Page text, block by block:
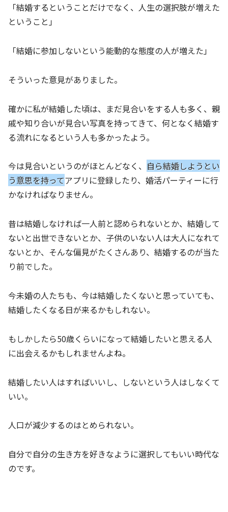
「結婚するということだけでなく、人生の選択肢が増えた
ということ」
「結婚に参加しないという能動的な態度の人が増えた」
そういった意見がありました。
確かに私が結婚した頃は、まだ見合いをする人も多く、親
戚や知り合いが見合い写真を持ってきて、何となく結婚す
る流れになるという人も多かったよう。
今は見合いというのがほとんどなく、 自ら結婚しようとい
う意思を持ってアプリに登録したり、婚活パーティーに行
かなければなりません。
昔は結婚しなければ一人前と認められないとか、結婚して
ないと出世できないとか、子供のいない人は大人になれて
ないとか、そんな偏見がたくさんあり、結婚するのが当た
り前でした。
今未婚の人たちも、今は結婚したくないと思っていても、
結婚したくなる日が来るかもしれない。
もしかしたら50歳くらいになって結婚したいと思える人
に出会えるかもしれませんよね。
結婚したい人はすればいいし、しないという人はしなくて
いい。
人口が減少するのはとめられない。
自分で自分の生き方を好きなように選択してもいい時代な
のです。